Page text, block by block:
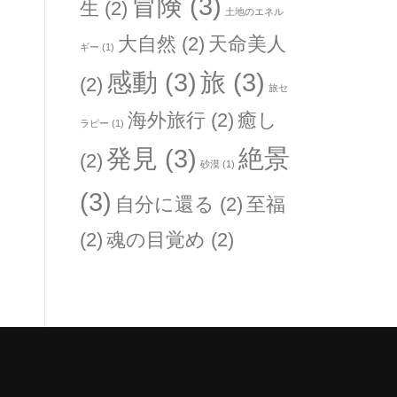
生 (2) 土地のエネル
ギー (1) 大自然 (2) 天命美人
(2) 感動 (3)旅 (3) 旅セ
ラピー (1) 海外旅行 (2) 癒し
(2) 発見 (3) 砂漠 (1) 絶景
(3) 自分に還る (2) 至福
(2) 魂の目覚め (2)